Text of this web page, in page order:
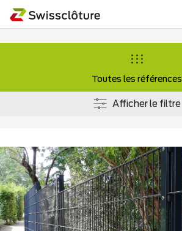
Toutes les références
Afficher le filtre